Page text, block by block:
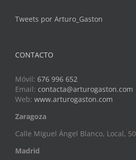
Tweets por Arturo_Gaston
CONTACTO
Móvil: 676 996 652
Email: contacta@arturogaston.com
Web: www.arturogaston.com
Zaragoza
Calle Miguel Ángel Blanco, Local,
Madrid